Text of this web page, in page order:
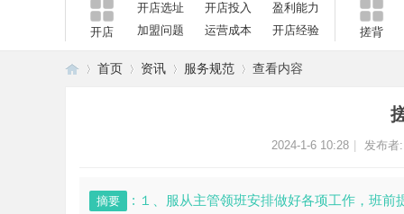
开店
开店选址 开店投入
盈利能力
加盟问题
运营成本 开店经验 搓背
首页 资讯 服务规范 查看内容
2024-1-6 10:28 发布
摘要
: １、服从主管领班安排做好各项工作，班